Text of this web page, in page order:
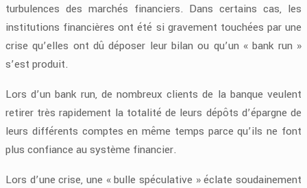
turbulences des marchés financiers. Dans certains cas, les
institutions financières ont été si gravement touchées par une
crise qu’elles ont dû déposer leur bilan ou qu’un « bank run »
s’est produit.
Lors d’un bank run, de nombreux clients de la banque veulent
retirer très rapidement la totalité de leurs dépôts d’épargne de
leurs différents comptes en même temps parce qu’ils ne font
plus confiance au système financier.
Lors d’une crise, une « bulle spéculative » éclate soudainement